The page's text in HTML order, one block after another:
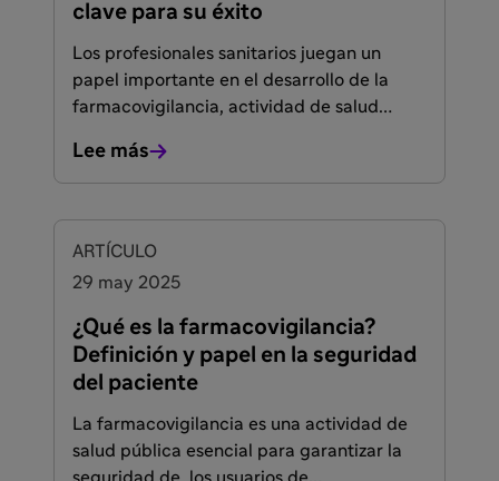
clave para su éxito
Los profesionales sanitarios juegan un
papel importante en el desarrollo de la
farmacovigilancia, actividad de salud
la relación riesgo-beneficio de los
medicamentos sea favorable. Sin embargo,
procedimientos de la farmacovigilancia. En
importante la formación de profesionales
en farmacovigilancia y cuáles son sus
bases.
Lee más
ARTÍCULO
29 may 2025
¿Qué es la farmacovigilancia?
Definición y papel en la seguridad
del paciente
La farmacovigilancia es una actividad de
salud pública esencial para garantizar la